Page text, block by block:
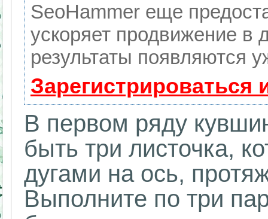
SeoHammer еще
ускоряет продвижение в
результаты появляются
В первом ряду
быть три листочка,
дугами на ось,
Выполните по три